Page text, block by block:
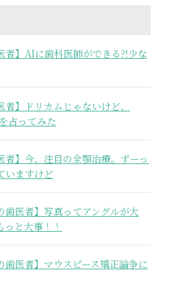
者】AIに歯科医師ができる⁈少な
者】ドリカムじゃないけど、
占ってみた
者】今、注目の全顎治療。ずーっ
いますけど
歯医者】写真ってアングルが大
と大事！！
歯医者】マウスピース矯正論争に